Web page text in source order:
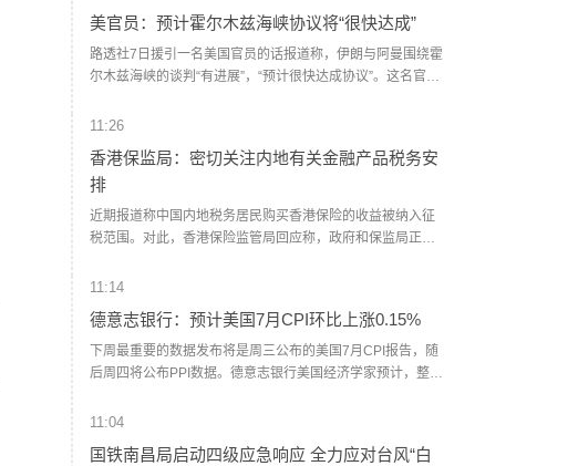
片普通水域，逐步变得不再那么重要。（新华社）
美官员：预计霍尔木兹海峡协议将“很快达成”
路透社7日援引一名美国官员的话报道称，伊朗与阿曼围绕霍
尔木兹海峡的谈判“有进展”，“预计很快达成协议”。这名官员
除对伊海上封锁。这名官员同时重申，美方行动将继续基于
拉克·拉维德7日在社交媒体上说，一名美伊谈判调解方外交官
告诉他，伊朗谈判代表正在等待伊朗最高国家安全委员会就
协议作出最终决定，“预计很快获得批准”。（新华社）
11:26
香港保监局：密切关注内地有关金融产品税务安
排
近期报道称中国内地税务居民购买香港保险的收益被纳入征
税范围。对此，香港保险监管局回应称，政府和保监局正密
界保持紧密沟通。中国居民就境外投资收益必须依法申报及
保险市场发展成熟，产品设计灵活先进，可提供货币选择、
环球资产配置、人生规划、财富传承等专业服务，相信对内
地客户有一定吸引力。
11:14
德意志银行：预计美国7月CPI环比上涨0.15%
下周最重要的数据发布将是周三公布的美国7月CPI报告，随
后周四将公布PPI数据。德意志银行美国经济学家预计，整体
计环比上涨0.26%，与6月持平。对于PPI数据，预计整体PPI
11:04
国铁南昌局启动四级应急响应 全力应对台风“白